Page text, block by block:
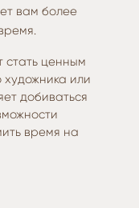
вам более
стать ценным
или
добиваться
время на